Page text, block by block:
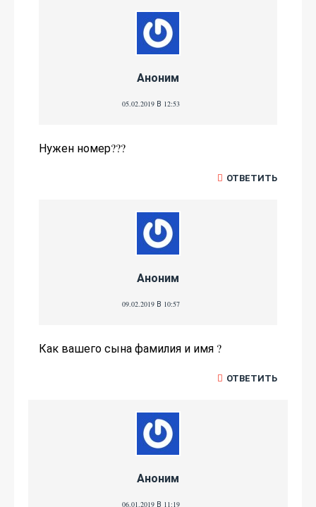
Аноним
05.02.2019 В 12:53
Нужен номер???
ОТВЕТИТЬ
Аноним
09.02.2019 В 10:57
Как вашего сына фамилия и имя ?
ОТВЕТИТЬ
Аноним
06.01.2019 В 11:19